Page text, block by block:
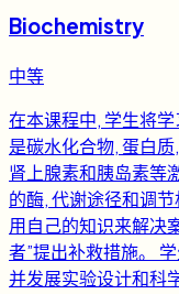
Biochemistry
中等
在本课程中, 学生将
是碳水化合物, 蛋白
肾上腺素和胰岛素等
的酶, 代谢途径和调
用自己的知识来解决
者”提出补救措施。
并发展实验设计和科